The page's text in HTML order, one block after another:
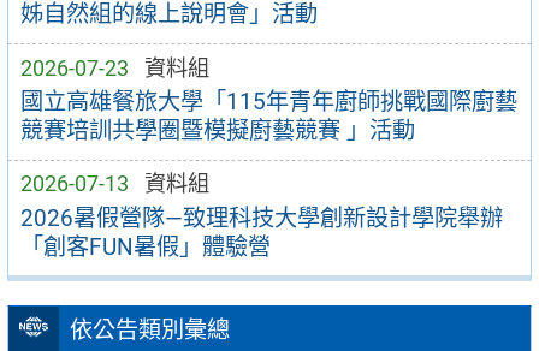
姊自然組的線上說明會」活動
2026-07-23 資料組
國立高雄餐旅大學「115年青年廚師挑戰國際廚藝
競賽培訓共學圈暨模擬廚藝競賽 」活動
2026-07-13 資料組
2026暑假營隊—致理科技大學創新設計學院舉辦
「創客FUN暑假」體驗營
依公告類別彙總